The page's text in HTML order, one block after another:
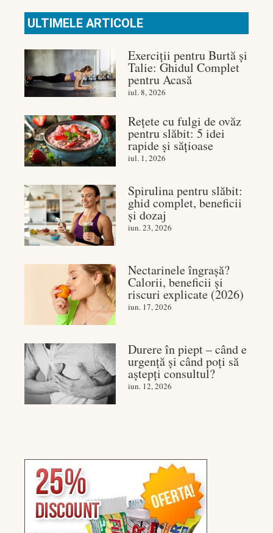
ULTIMELE ARTICOLE
Exerciții pentru Burtă și
Talie: Ghidul Complet
pentru Acasă
iul. 8, 2026
Rețete cu fulgi de ovăz
pentru slăbit: 5 idei
rapide și sățioase
iul. 1, 2026
Spirulina pentru slăbit:
ghid complet, beneficii
și dozaj
iun. 23, 2026
Nectarinele îngrașă?
Calorii, beneficii și
riscuri explicate (2026)
iun. 17, 2026
Durere în piept – când e
urgență și când poți să
aștepți consultul?
iun. 12, 2026